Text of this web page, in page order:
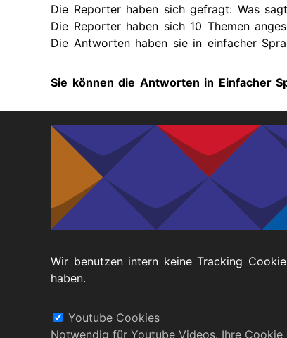
Die Reporter haben sich gefragt: Was
Die Reporter haben sich 10 Themen
Die Antworten haben sie in einfacher
Sie können die Antworten in Einfacher
https://www.wahlchecker.de/bundestag-
Umfrage von Aktion-Mensch in einer
https://kobinet-nachrichten.org/2025/02/
behinderter-menschen-vor-bundestagswahl/
(klicken Sie auf die blaue Schrift)
Wir benutzen intern keine Tracking
haben.
Youtube Cookies
Notwendig für Youtube Videos. Ihre